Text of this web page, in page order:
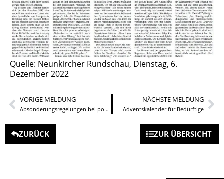
Quelle: Neunkircher Rundschau, Dienstag, 6.
Dezember 2022
VORIGE MELDUNG
Absonderungsregelungen bei positiven Corona-Testergebnissen
NÄCHSTE MELDUNG
Adventskalender für Bedürftige
ZURÜCK ZUR ÜBERSICHT